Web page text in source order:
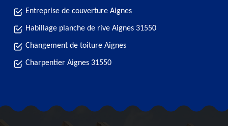
Entreprise de couverture Aignes
Habillage planche de rive Aignes 31550
Changement de toiture Aignes
Charpentier Aignes 31550